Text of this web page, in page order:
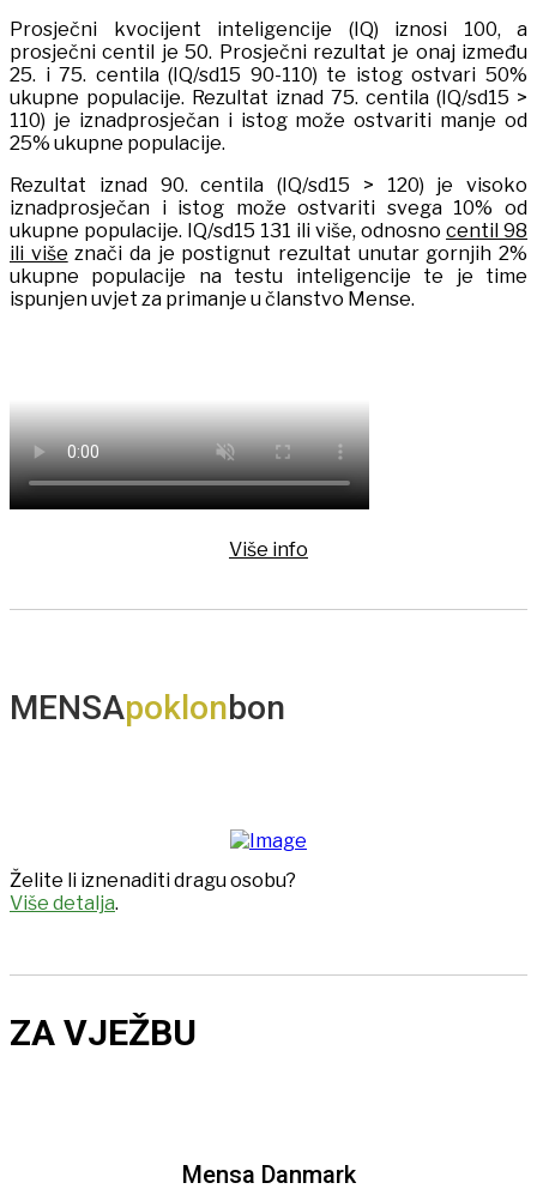
Prosječni kvocijent inteligencije (IQ) iznosi 100, a
prosječni centil je 50. Prosječni rezultat je onaj između
25. i 75. centila (IQ/sd15 90-110) te istog ostvari 50%
ukupne populacije. Rezultat iznad 75. centila (IQ/sd15 >
110) je iznadprosječan i istog može ostvariti manje od
25% ukupne populacije.
Rezultat iznad 90. centila (IQ/sd15 > 120) je visoko
iznadprosječan i istog može ostvariti svega 10% od
ukupne populacije. IQ/sd15 131 ili više, odnosno centil 98
ili više znači da je postignut rezultat unutar gornjih 2%
ukupne populacije na testu inteligencije te je time
ispunjen uvjet za primanje u članstvo Mense.
Više info
MENSApoklonbon
Želite li iznenaditi dragu osobu?
Više detalja.
ZA VJEŽBU
Mensa Danmark